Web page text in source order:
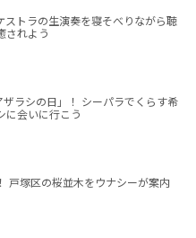
トラの生演奏を寝そべりながら聴
されよう
ラシの日」！ シーパラでくらす希
に会いに行こう
戸塚区の桜並木をウナシーが案内